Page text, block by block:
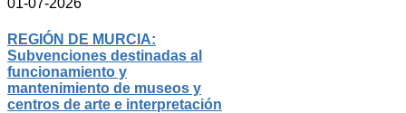
01-07-2026
REGIÓN DE MURCIA:
Subvenciones destinadas al
funcionamiento y
mantenimiento de museos y
centros de arte e interpretación